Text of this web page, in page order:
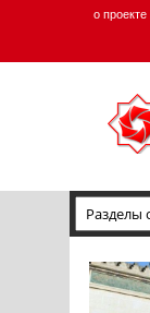
о проекте